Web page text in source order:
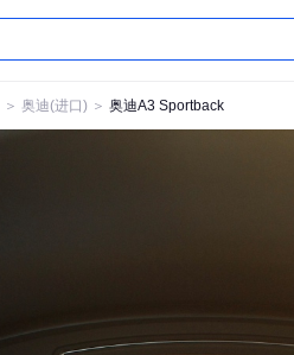
＞ 奥迪(进口) ＞ 奥迪A3 Sportback